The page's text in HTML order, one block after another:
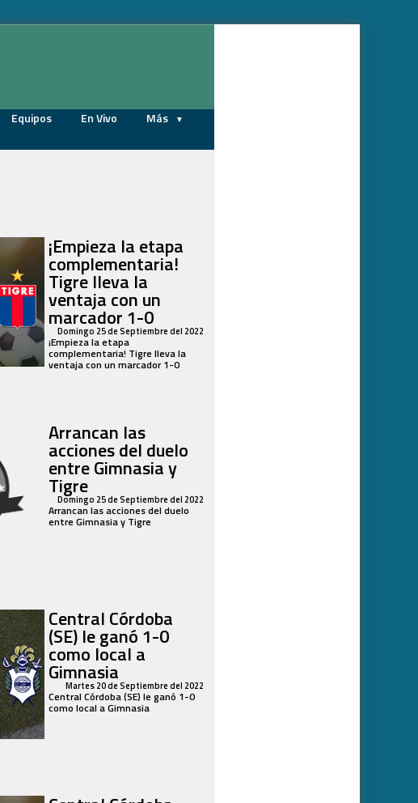
Equipos En Vivo Más
¡Empieza la etapa
complementaria!
Tigre lleva la
ventaja con un
marcador 1-0
Domingo 25 de Septiembre del 2022
¡Empieza la etapa
complementaria! Tigre lleva la
ventaja con un marcador 1-0
Arrancan las
acciones del duelo
entre Gimnasia y
Tigre
Domingo 25 de Septiembre del 2022
Arrancan las acciones del duelo
entre Gimnasia y Tigre
Central Córdoba
(SE) le ganó 1-0
como local a
Gimnasia
Martes 20 de Septiembre del 2022
Central Córdoba (SE) le ganó 1-0
como local a Gimnasia